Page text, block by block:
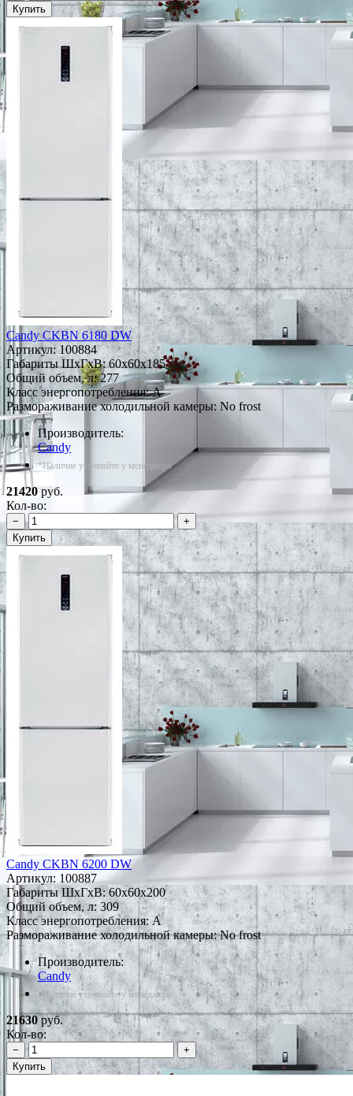
Купить
Candy CKBN 6180 DW
Артикул:100884
Габариты ШxГxВ: 60x60x185
Общий объем, л: 277
Класс энергопотребления: A
Размораживание холодильной камеры: No frost
Производитель:
Candy
*Наличие уточняйте у менеджера
21420руб.
Кол-во:
−
+
Купить
Candy CKBN 6200 DW
Артикул: 100887
Габариты ШxГxВ: 60x60x200
Общий объем, л: 309
Класс энергопотребления: A
Размораживание холодильной камеры: No frost
Производитель:
Candy
*Наличие уточняйте у менеджера
21630руб.
Кол-во:
−
+
Купить